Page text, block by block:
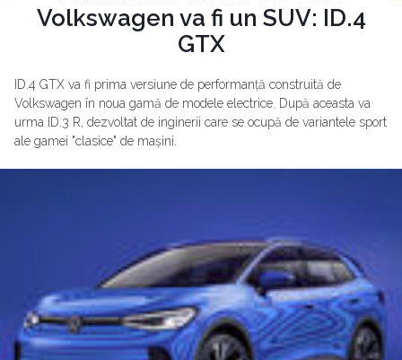
Volkswagen va fi un SUV: ID.4
GTX
ID.4 GTX va fi prima versiune de performanță construită de
Volkswagen în noua gamă de modele electrice. După aceasta va
urma ID.3 R, dezvoltat de inginerii care se ocupă de variantele sport
ale gamei "clasice" de mașini.